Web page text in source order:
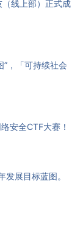
线上部）正式成
”，「可持续社会
安全CTF大赛！
展目标蓝图。